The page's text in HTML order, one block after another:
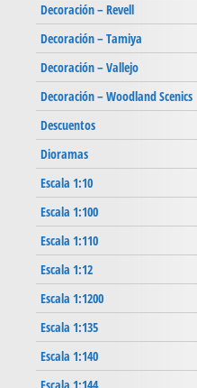
Decoración – Revell
Decoración – Tamiya
Decoración – Vallejo
Decoración – Woodland Scenics
Descuentos
Dioramas
Escala 1:10
Escala 1:100
Escala 1:110
Escala 1:12
Escala 1:1200
Escala 1:135
Escala 1:140